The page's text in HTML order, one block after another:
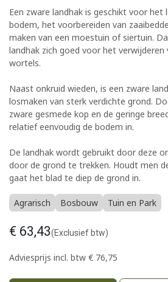
Een zware landhak is geschikt voor het
bodem, het voorbereiden van
maken van een moestuin of siertuin.
landhak zich goed voor het verwijderen
wortels.
Naast onkruid wieden, is een zware
losmaken van sterk verdichte grond.
zware gesmede kop en de geringe
relatief eenvoudig de bodem in.
De landhak wordt gebruikt door deze
door de grond te trekken. Houdt men
gaat het blad te diep de grond in.
Agrarisch Bosbouw Tuin en Park
€ 63,43(Exclusief btw)
Adviesprijs incl. btw € 76,75